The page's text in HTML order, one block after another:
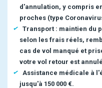
d'annulation, y compris
proches (type
Transport : maintien du
selon les frais réels,
cas de vol manqué et
votre vol retour est
Assistance médicale à
jusqu'à 150 000 €.